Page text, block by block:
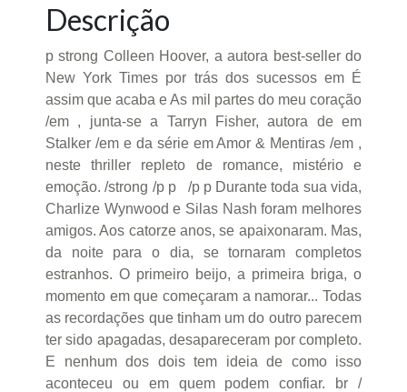
Descrição
p strong Colleen Hoover, a autora best-seller do
New York Times por trás dos sucessos em É
assim que acaba e As mil partes do meu coração
/em , junta-se a Tarryn Fisher, autora de em
Stalker /em e da série em Amor & Mentiras /em ,
neste thriller repleto de romance, mistério e
emoção. /strong /p p /p p Durante toda sua vida,
Charlize Wynwood e Silas Nash foram melhores
amigos. Aos catorze anos, se apaixonaram. Mas,
da noite para o dia, se tornaram completos
estranhos. O primeiro beijo, a primeira briga, o
momento em que começaram a namorar... Todas
as recordações que tinham um do outro parecem
ter sido apagadas, desapareceram por completo.
E nenhum dos dois tem ideia de como isso
aconteceu ou em quem podem confiar. br /